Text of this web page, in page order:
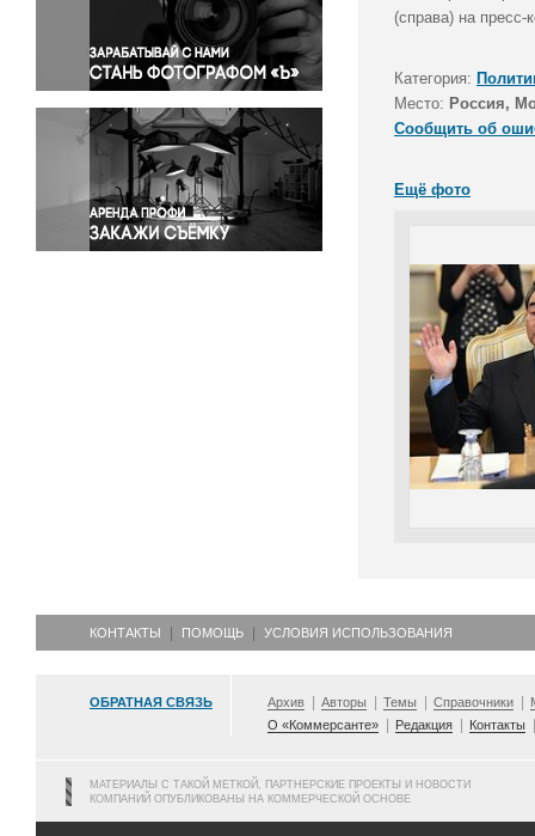
Правосудие
Происшествия и конфликты
Религия
Светская жизнь
Спорт
Экология
Экономика и бизнес
(справа) на
Категория:
Место: Россия,
Сообщить об
Ещё фото
КОНТАКТЫ ПОМОЩЬ УСЛОВИЯ ИСПОЛЬЗОВАНИЯ
ОБРАТНАЯ СВЯЗЬ Архив Авторы Темы Справочники
О «Коммерсанте»
Редакция Контакты
МАТЕРИАЛЫ С ТАКОЙ МЕТКОЙ, ПАРТНЕРСКИЕ ПРОЕКТЫ И НОВОСТИ
КОМПАНИЙ ОПУБЛИКОВАНЫ НА КОММЕРЧЕСКОЙ ОСНОВЕ